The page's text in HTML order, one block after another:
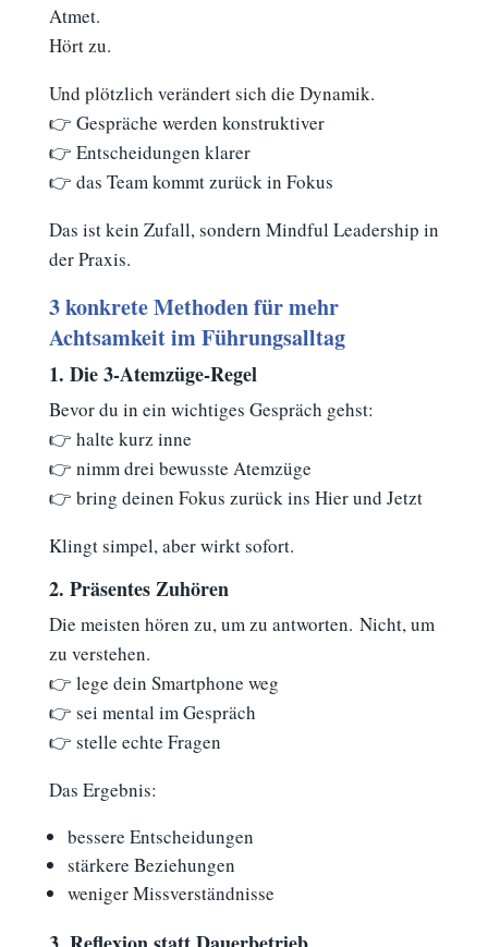
Atmet.
Hört zu.
Und plötzlich verändert sich die Dynamik.
👉 Gespräche werden konstruktiver
👉 Entscheidungen klarer
👉 das Team kommt zurück in Fokus
Das ist kein Zufall, sondern Mindful Leadership in
der Praxis.
3 konkrete Methoden für mehr
Achtsamkeit im Führungsalltag
1. Die 3-Atemzüge-Regel
Bevor du in ein wichtiges Gespräch gehst:
👉 halte kurz inne
👉 nimm drei bewusste Atemzüge
👉 bring deinen Fokus zurück ins Hier und Jetzt
Klingt simpel, aber wirkt sofort.
2. Präsentes Zuhören
Die meisten hören zu, um zu antworten. Nicht, um
zu verstehen.
👉 lege dein Smartphone weg
👉 sei mental im Gespräch
👉 stelle echte Fragen
Das Ergebnis:
bessere Entscheidungen
stärkere Beziehungen
weniger Missverständnisse